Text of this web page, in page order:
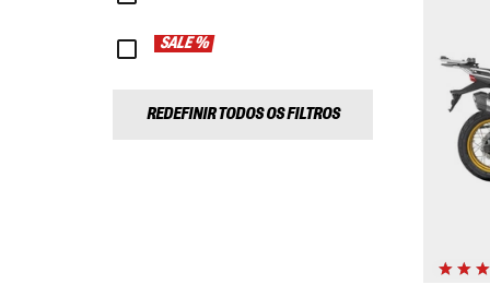
SALE %
REDEFINIR TODOS OS FILTROS